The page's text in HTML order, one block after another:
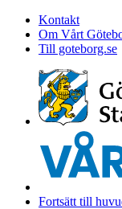
Kontakt
Om Vårt
Till goteborg.se
Fortsätt till